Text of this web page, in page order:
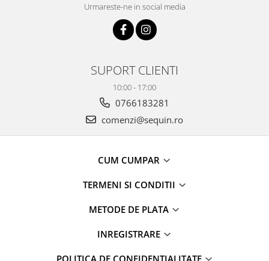
Urmareste-ne in social media
SUPORT CLIENTI
10:00 - 17:00
0766183281
comenzi@sequin.ro
CUM CUMPAR
TERMENI SI CONDITII
METODE DE PLATA
INREGISTRARE
POLITICA DE CONFIDENTIALITATE